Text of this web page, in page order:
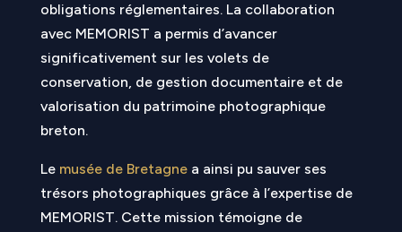
obligations réglementaires. La collaboration
avec MEMORIST a permis d’avancer
significativement sur les volets de
conservation, de gestion documentaire et de
valorisation du patrimoine photographique
breton.
Le musée de Bretagnea ainsi pu sauver ses
trésors photographiques grâce à l’expertise de
MEMORIST. Cette mission témoigne de